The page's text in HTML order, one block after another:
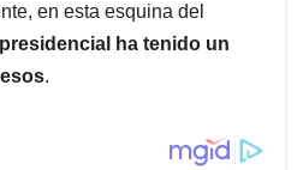
en esta esquina del
ha tenido un
.